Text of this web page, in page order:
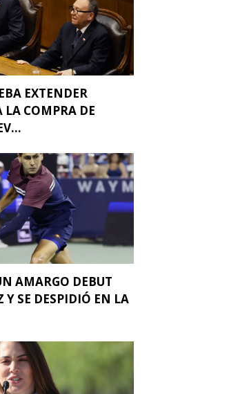
EXTENDER
LA COMPRA DE
AMARGO DEBUT
Y SE DESPIDIÓ EN LA